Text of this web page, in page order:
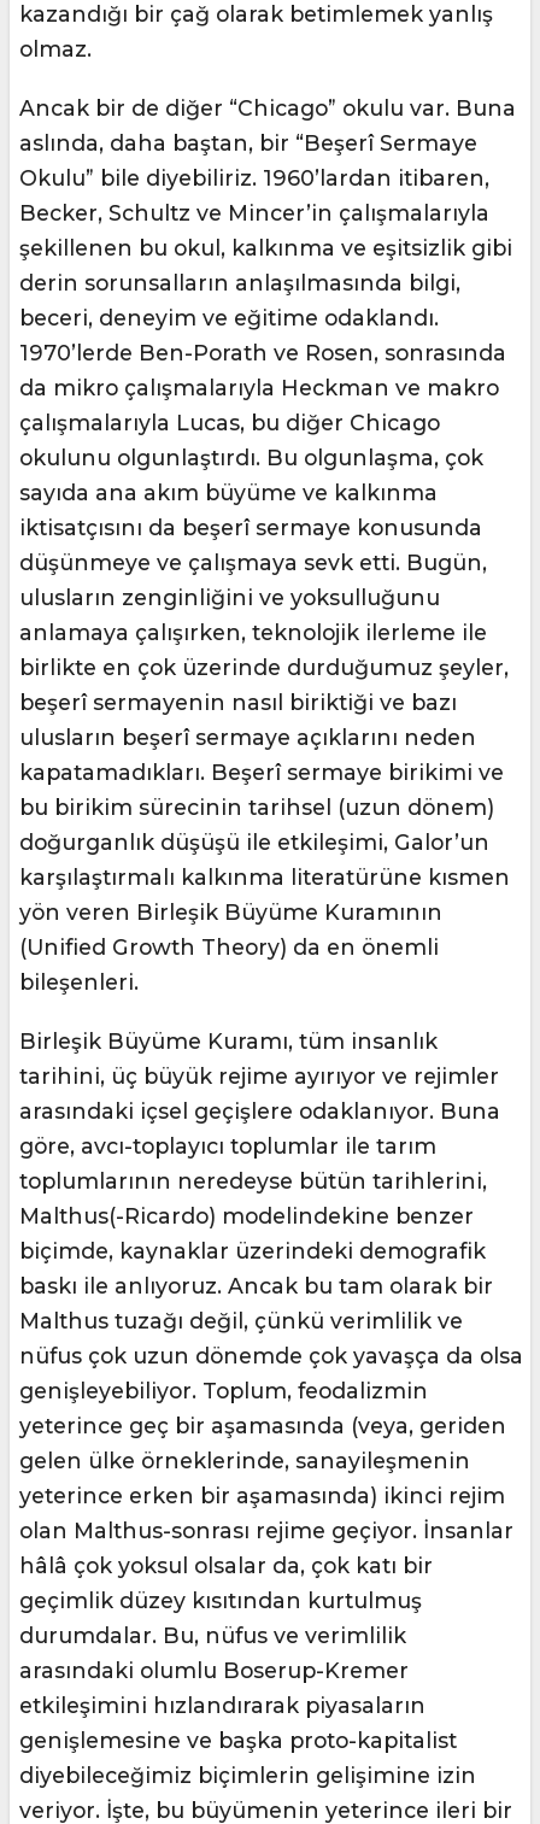
kazandığı bir çağ olarak betimlemek yanlış
olmaz.
Ancak bir de diğer “Chicago” okulu var. Buna
aslında, daha baştan, bir “Beşerî Sermaye
Okulu” bile diyebiliriz. 1960’lardan itibaren,
Becker, Schultz ve Mincer’in çalışmalarıyla
şekillenen bu okul, kalkınma ve eşitsizlik gibi
derin sorunsalların anlaşılmasında bilgi,
beceri, deneyim ve eğitime odaklandı.
1970’lerde Ben-Porath ve Rosen, sonrasında
da mikro çalışmalarıyla Heckman ve makro
çalışmalarıyla Lucas, bu diğer Chicago
okulunu olgunlaştırdı. Bu olgunlaşma, çok
sayıda ana akım büyüme ve kalkınma
iktisatçısını da beşerî sermaye konusunda
düşünmeye ve çalışmaya sevk etti. Bugün,
ulusların zenginliğini ve yoksulluğunu
anlamaya çalışırken, teknolojik ilerleme ile
birlikte en çok üzerinde durduğumuz şeyler,
beşerî sermayenin nasıl biriktiği ve bazı
ulusların beşerî sermaye açıklarını neden
kapatamadıkları. Beşerî sermaye birikimi ve
bu birikim sürecinin tarihsel (uzun dönem)
doğurganlık düşüşü ile etkileşimi, Galor’un
karşılaştırmalı kalkınma literatürüne kısmen
yön veren Birleşik Büyüme Kuramının
(Unified Growth Theory) da en önemli
bileşenleri.
Birleşik Büyüme Kuramı, tüm insanlık
tarihini, üç büyük rejime ayırıyor ve rejimler
arasındaki içsel geçişlere odaklanıyor. Buna
göre, avcı-toplayıcı toplumlar ile tarım
toplumlarının neredeyse bütün tarihlerini,
Malthus(-Ricardo) modelindekine benzer
biçimde, kaynaklar üzerindeki demografik
baskı ile anlıyoruz. Ancak bu tam olarak bir
Malthus tuzağı değil, çünkü verimlilik ve
nüfus çok uzun dönemde çok yavaşça da olsa
genişleyebiliyor. Toplum, feodalizmin
yeterince geç bir aşamasında (veya, geriden
gelen ülke örneklerinde, sanayileşmenin
yeterince erken bir aşamasında) ikinci rejim
olan Malthus-sonrası rejime geçiyor. İnsanlar
hâlâ çok yoksul olsalar da, çok katı bir
geçimlik düzey kısıtından kurtulmuş
durumdalar. Bu, nüfus ve verimlilik
arasındaki olumlu Boserup-Kremer
etkileşimini hızlandırarak piyasaların
genişlemesine ve başka proto-kapitalist
diyebileceğimiz biçimlerin gelişimine izin
veriyor. İşte, bu büyümenin yeterince ileri bir